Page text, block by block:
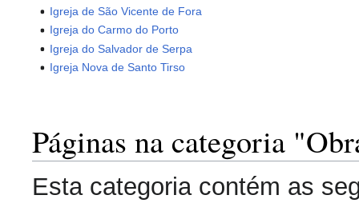
Igreja de São Vicente de Fora
Igreja do Carmo do Porto
Igreja do Salvador de Serpa
Igreja Nova de Santo Tirso
Páginas na categoria
Esta categoria contém as